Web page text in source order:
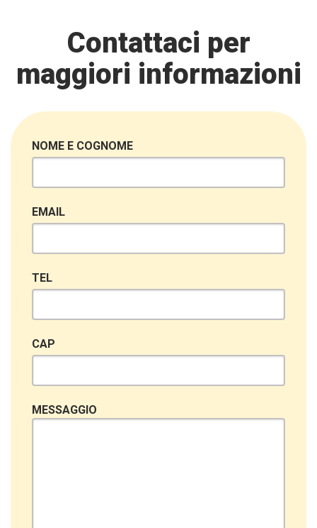
Contattaci per
maggiori informazioni
NOME E COGNOME
EMAIL
TEL
CAP
MESSAGGIO